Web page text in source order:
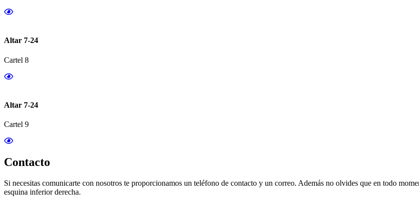
Altar 7-24
Cartel 8
Altar 7-24
Cartel 9
Contacto
Si necesitas comunicarte con nosotros te proporcionamos un teléfono de contacto y un correo. Además no olvides que en todo
esquina inferior derecha.